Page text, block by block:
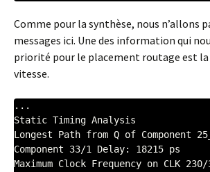
Comme pour la synthèse, nous n’allons
messages ici. Une des information qui
priorité pour le placement routage est
vitesse.
...
Static Timing Analysis
Longest Path from Q of Component
Component 33/1 Delay: 18215 ps
Maximum Clock Frequency on CLK